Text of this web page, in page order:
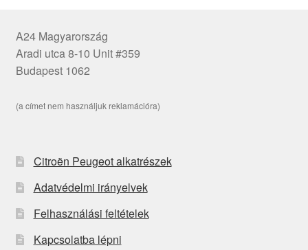
A24 Magyarország
Aradi utca 8-10 Unit #359
Budapest 1062
(a címet nem használjuk reklamációra)
Citroën Peugeot alkatrészek
Adatvédelmi irányelvek
Felhasználási feltételek
Kapcsolatba lépni